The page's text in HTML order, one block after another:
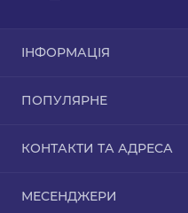
ІНФОРМАЦІЯ
Договір публічної оферти
Повернення товару
Зворотній зв’язок
ПОПУЛЯРНЕ
Акційні набори
КОНТАКТИ ТА АДРЕСА
МЕСЕНДЖЕРИ